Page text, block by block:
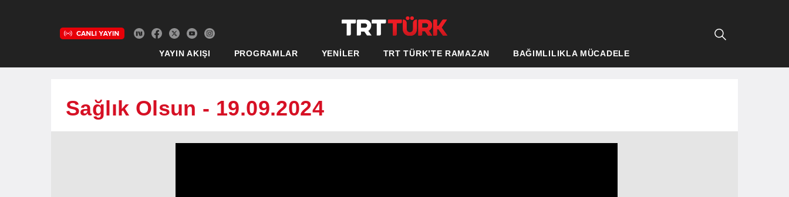
YAYIN AKIŞI PROGRAMLAR YENİLER TRT TÜRK’TE RAMAZAN BAĞIMLILIKLA MÜCADELE
Sağlık Olsun - 19.09.2024